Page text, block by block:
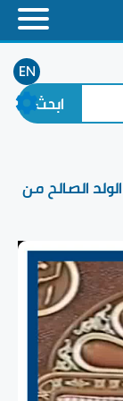
EN
الصالح من